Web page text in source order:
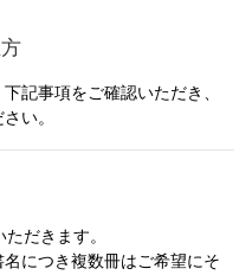
記事項をご確認いただき、
い。
だきます。
につき複数冊はご希望にそ